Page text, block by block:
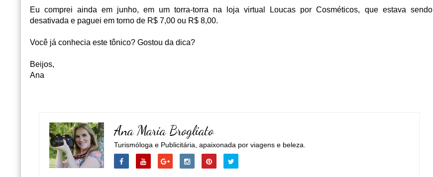
Eu comprei ainda em junho, em um torra-torra na loja virtual Loucas por Cosméticos, que estava sendo
desativada e paguei em torno de R$ 7,00 ou R$ 8,00.
Você já conhecia este tônico? Gostou da dica?
Beijos,
Ana
Ana Maria Brogliato
Turismóloga e Publicitária, apaixonada por viagens e beleza.